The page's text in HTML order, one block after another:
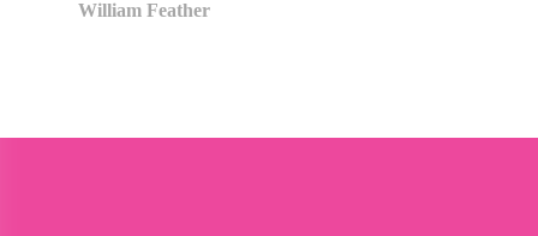
William Feather